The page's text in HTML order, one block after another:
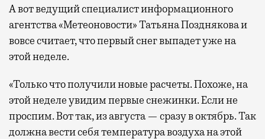
А вот ведущий специалист информационного
агентства «Метеоновости» Татьяна Позднякова и
вовсе считает, что первый снег выпадет уже на
этой неделе.
«Только что получили новые расчеты. Похоже, на
этой неделе увидим первые снежинки. Если не
проспим. Вот так, из августа — сразу в октябрь. Так
должна вести себя температура воздуха на этой